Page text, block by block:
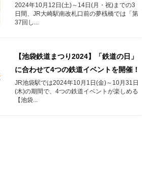
す！
2024年10月12日(土)～14日(月・祝)までの3
日間、JR大崎駅南改札口前の夢桟橋では「第
37回し...
【池袋鉄道まつり2024】「鉄道の日」
に合わせて4つの鉄道イベントを開催！
JR池袋駅では2024年10月1日(金)～10月31日
(木)の期間で、4つの鉄道イベントが楽しめる
【池袋...